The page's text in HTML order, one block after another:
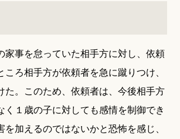
家事を怠っていた相手方に対し、依頼
ろ相手方が依頼者を急に蹴りつけ、
た。このため、依頼者は、今後相手方
く１歳の子に対しても感情を制御でき
加えるのではないかと恐怖を感じ、